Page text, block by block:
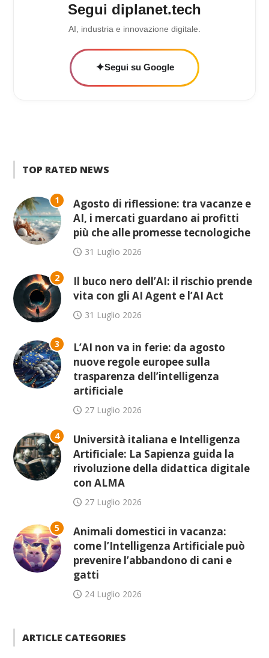
Segui diplanet.tech
AI, industria e innovazione digitale.
✦Segui su Google
TOP RATED NEWS
1
Agosto di riflessione: tra vacanze e
AI, i mercati guardano ai profitti
più che alle promesse tecnologiche
31 Luglio 2026
2
Il buco nero dell’AI: il rischio prende
vita con gli AI Agent e l’AI Act
31 Luglio 2026
3
L’AI non va in ferie: da agosto
nuove regole europee sulla
trasparenza dell’intelligenza
artificiale
27 Luglio 2026
4
Università italiana e Intelligenza
Artificiale: La Sapienza guida la
rivoluzione della didattica digitale
con ALMA
27 Luglio 2026
5
Animali domestici in vacanza:
come l’Intelligenza Artificiale può
prevenire l’abbandono di cani e
gatti
24 Luglio 2026
ARTICLE CATEGORIES